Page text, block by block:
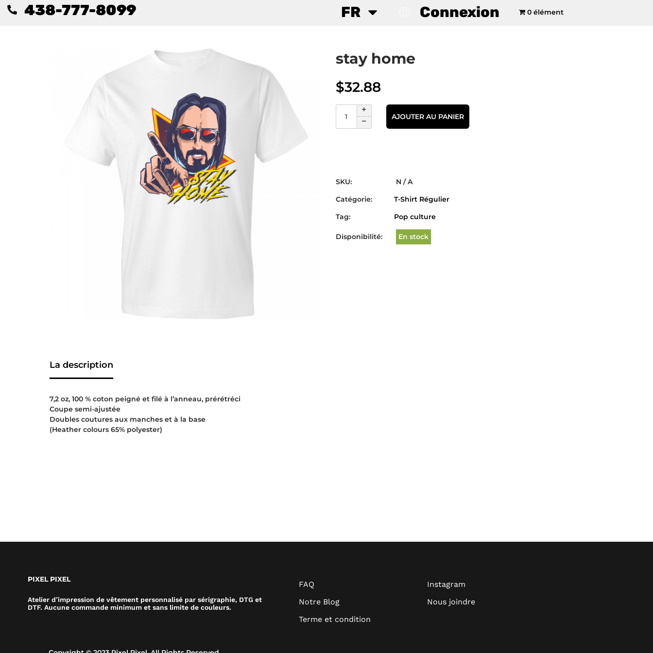
438-777-8099 FR Connexion 0 élément
stay home
$32.88
AJOUTER AU PANIER
SKU:
N / A
Catégorie:
T-Shirt Régulier
Tag:
Pop culture
Disponibilité: En stock
La description
7,2 oz, 100 % coton peigné et filé à l’anneau, prérétréci
Coupe semi-ajustée
Doubles coutures aux manches et à la base
(Heather colours 65% polyester)
PIXEL PIXEL
Atelier d’impression de vêtement personnalisé par sérigraphie, DTG et
DTF. Aucune commande minimum et sans limite de couleurs.
FAQ
Notre Blog
Terme et condition
Instagram
Nous joindre